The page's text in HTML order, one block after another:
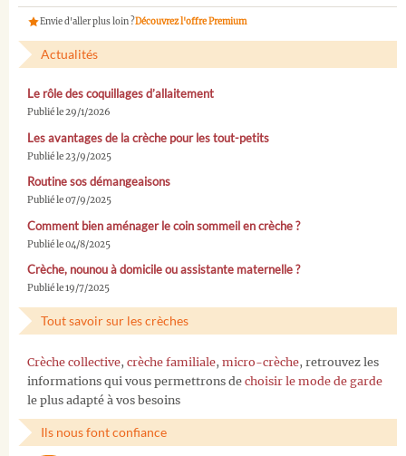
Envie d'aller plus loin ?Découvrez l'offre Premium
Actualités
Le rôle des coquillages d’allaitement
Publié le 29/1/2026
Les avantages de la crèche pour les tout-petits
Publié le 23/9/2025
Routine sos démangeaisons
Publié le 07/9/2025
Comment bien aménager le coin sommeil en crèche ?
Publié le 04/8/2025
Crèche, nounou à domicile ou assistante maternelle ?
Publié le 19/7/2025
Tout savoir sur les crèches
Crèche collective, crèche familiale, micro-crèche, retrouvez les
informations qui vous permettrons de choisir le mode de garde
le plus adapté à vos besoins
Ils nous font confiance